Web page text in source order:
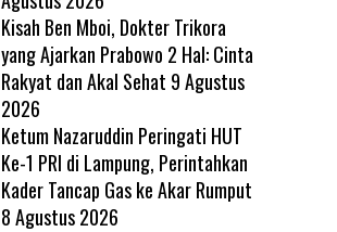
Kisah Ben Mboi, Dokter Trikora
yang Ajarkan Prabowo 2 Hal: Cinta
Rakyat dan Akal Sehat 9 Agustus
2026
Ketum Nazaruddin Peringati HUT
Ke-1 PRI di Lampung, Perintahkan
Kader Tancap Gas ke Akar Rumput
8 Agustus 2026